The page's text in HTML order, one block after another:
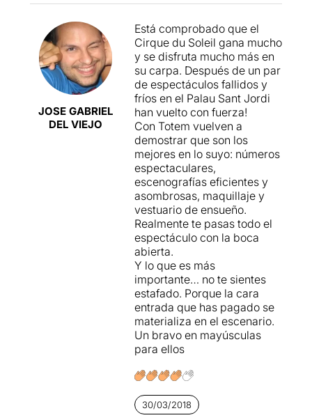
o arran de terra, sense
trapezis, ni barres, ni
equilibristes.
Això si, la posada en escena,
la música i el vestuari,
espectaculars, com de fet
ens tenen acostumats.
Per veure la ressenya
original sencera, només cal
clicar en aquestENLLAÇ
JOSE GABRIEL
DEL VIEJO
Está comprobado que el
Cirque du Soleil gana mucho
y se disfruta mucho más en
su carpa. Después de un par
de espectáculos fallidos y
fríos en el Palau Sant Jordi
han vuelto con fuerza!
Con Totem vuelven a
demostrar que son los
mejores en lo suyo: números
espectaculares,
escenografías eficientes y
asombrosas, maquillaje y
vestuario de ensueño.
Realmente te pasas todo el
espectáculo con la boca
abierta.
Y lo que es más
importante… no te sientes
estafado. Porque la cara
entrada que has pagado se
materializa en el escenario.
Un bravo en mayúsculas
para ellos
30/03/2018